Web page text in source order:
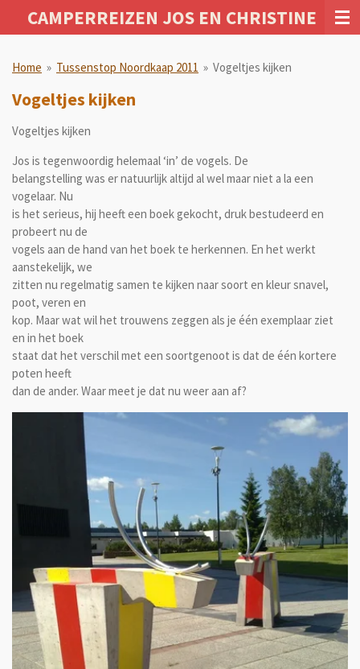
direct
de
CAMPERREIZEN JOS EN CHRISTINE
Home » Tussenstop Noordkaap 2011 » Vogeltjes kijken
Vogeltjes kijken
Vogeltjes kijken
Jos is tegenwoordig helemaal ‘in’ de vogels. De
belangstelling was er natuurlijk altijd al wel maar niet a la een
vogelaar. Nu
is het serieus, hij heeft een boek gekocht, druk bestudeerd en
probeert nu de
vogels aan de hand van het boek te herkennen. En het werkt
aanstekelijk, we
zitten nu regelmatig samen te kijken naar soort en kleur snavel,
poot, veren en
kop. Maar wat wil het trouwens zeggen als je één exemplaar ziet
en in het boek
staat dat het verschil met een soortgenoot is dat de één kortere
poten heeft
dan de ander. Waar meet je dat nu weer aan af?